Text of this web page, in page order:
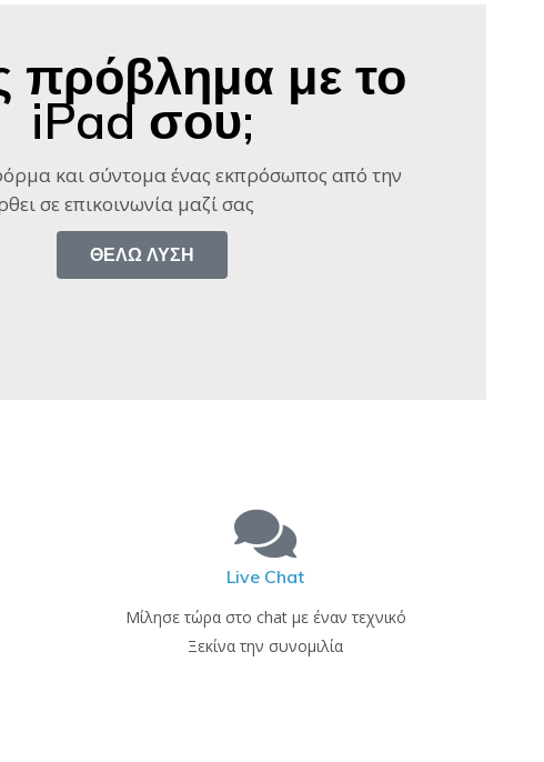
πρόβλημα με το
iPad σου;
και σύντομα ένας εκπρόσωπος από την
σε επικοινωνία μαζί σας​
ΘΈΛΩ ΛΎΣΗ
Live Chat
Μίλησε τώρα στο chat με έναν τεχνικό
Ξεκίνα την συνομιλία